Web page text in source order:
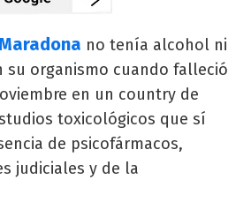
no tenía alcohol ni
su organismo cuando falleció
en un country de
toxicológicos que sí
de psicofármacos,
judiciales y de la